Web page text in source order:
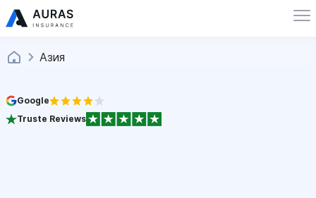
Азия
Google
Truste Reviews